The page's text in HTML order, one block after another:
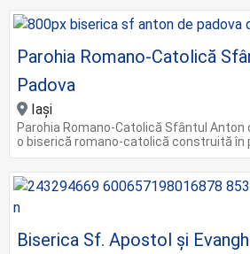
Parohia Romano-Catolică
Padova
Iași
Parohia Romano-Catolică Sfântul Anton
o biserică romano-catolică construită în
Biserica Sf. Apostol și